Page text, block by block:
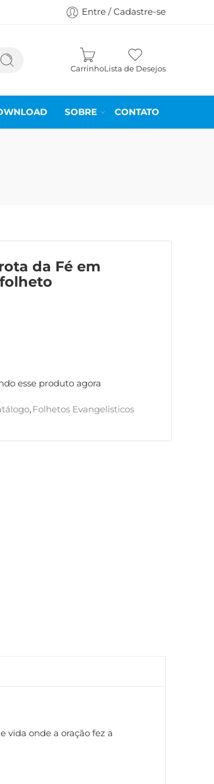
Entre / Cadastre-se
CarrinhoLista de Desejos
SOBRE CONTATO
da Fé em
esse produto agora
,Folhetos Evangelísticos
vida onde a oração fez a